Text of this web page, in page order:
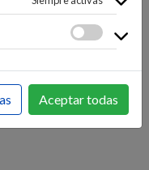
TECNOLOGÍAS>
WEB -
Aceptar todas